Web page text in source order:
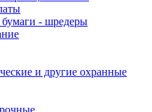
- шредеры
и другие охранные